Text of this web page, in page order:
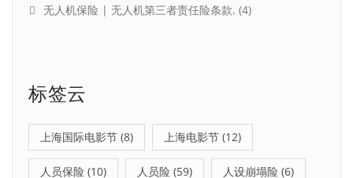
无人机保险 | 无人机第三者责任险条款. (4)
标签云
上海国际电影节 (8) 上海电影节 (12)
人员保险 (10) 人员险 (59) 人设崩塌险 (6)